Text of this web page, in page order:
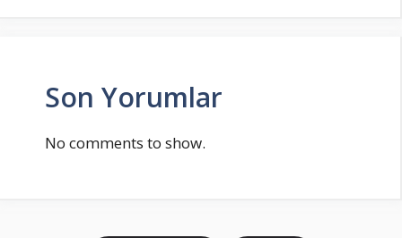
Son Yorumlar
No comments to show.